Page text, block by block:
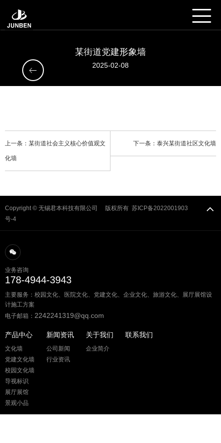
某街道党建形象墙
2025-02-08
上一条：某街道社会主义核心价值观文
化墙
下一条：泰兴某街道社区文化墙
Copyright © 无锡君本科技有限公司 版权所有 苏ICP备2022001903
号-4
业务咨询
178-4944-3943
主要服务：校园文化、医院文化、党建文化、企业文化、旅游文化、展厅展馆设
计施工方案
电子邮箱： 2242241319@qq.com
产品中心
文化墙
党建文化墙
校园文化墙
导视标识
展厅展馆
景观小品
新闻资讯
公司新闻
行业资讯
关于我们
企业简介
联系我们